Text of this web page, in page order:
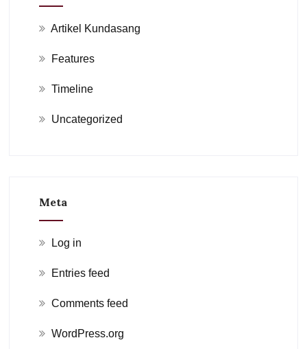
Artikel Kundasang
Features
Timeline
Uncategorized
Meta
Log in
Entries feed
Comments feed
WordPress.org